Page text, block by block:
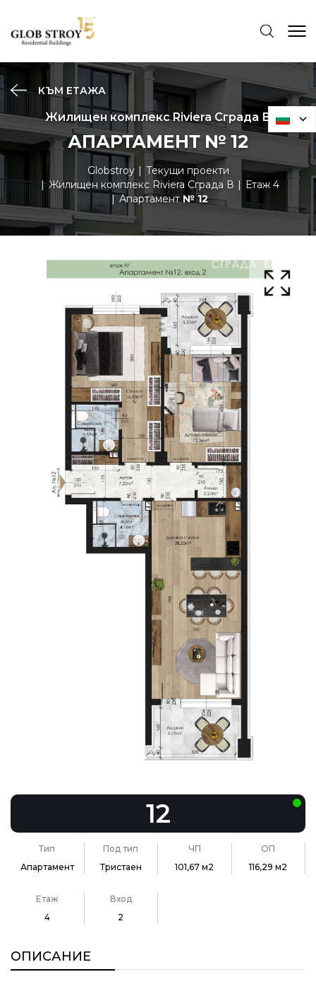
КЪМ ЕТАЖА
Жилищен комплекс Riviera Сграда В
АПАРТАМЕНТ № 12
Globstroy
Текущи проекти
Жилищен комплекс Riviera Сграда В
Етаж 4
Апартамент№ 12
12
Тип
Апартамент
Под тип
Тристаен
ЧП
101,67 м2
ОП
116,29 м2
Етаж
4
Вход
2
ОПИСАНИЕ